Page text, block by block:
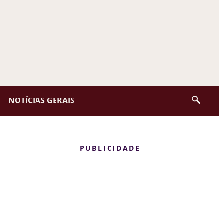
NOTÍCIAS GERAIS
PUBLICIDADE